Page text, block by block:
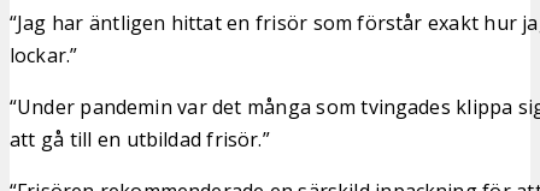
“Jag har äntligen hittat en frisör som förstår exakt hur
lockar.”
“Under pandemin var det många som tvingades klippa
att gå till en utbildad frisör.”